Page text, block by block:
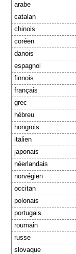
arabe
catalan
chinois
coréen
danois
espagnol
finnois
français
grec
hébreu
hongrois
italien
japonais
néerlandais
norvégien
occitan
polonais
portugais
roumain
russe
slovaque